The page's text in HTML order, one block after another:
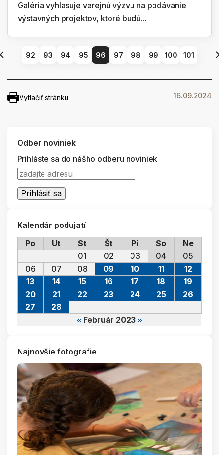
Galéria vyhlasuje verejnú výzvu na podávanie
výstavných projektov, ktoré budú...
92 93 94 95 96 97 98 99 100 101
Vytlačiť stránku 16.09.2024
Odber noviniek
Prihláste sa do nášho odberu noviniek
Kalendár podujatí
Po
Ut St Št Pi So Ne
Február 2023
01 02 03 04
05
06
07 08 09 10 11
12
13
14 15 16 17 18
19
20
21 22 23 24 25
26
27
28
Najnovšie fotografie